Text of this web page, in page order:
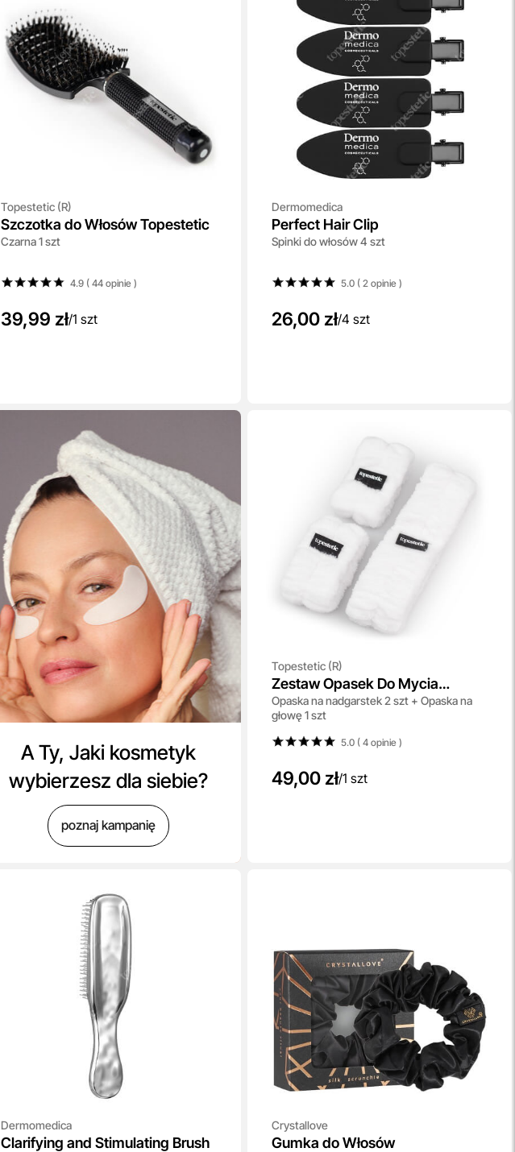
Topestetic (R)
Szczotka do Włosów Topestetic
Czarna 1 szt
4.9 ( 44opinie)
39,99 zł/1 szt
Dermomedica
Perfect Hair Clip
Spinki do włosów 4 szt
5.0 ( 2opinie)
26,00 zł/4 szt
A Ty, Jaki kosmetyk
wybierzesz dla siebie?
poznaj kampanię
Topestetic (R)
Zestaw Opasek Do Mycia
Twarzy Topestetic
Opaska na nadgarstek 2 szt + Opaska na
głowę 1 szt
5.0 ( 4opinie)
49,00 zł/1 szt
Dermomedica
Clarifying and Stimulating Brush
Crystallove
Gumka do Włosów